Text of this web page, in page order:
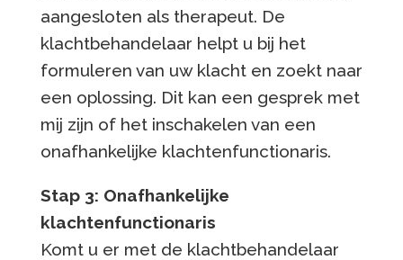
aangesloten als therapeut. De
klachtbehandelaar helpt u bij het
formuleren van uw klacht en zoekt naar
een oplossing. Dit kan een gesprek met
mij zijn of het inschakelen van een
onafhankelijke klachtenfunctionaris.
Stap 3: Onafhankelijke
klachtenfunctionaris
Komt u er met de klachtbehandelaar